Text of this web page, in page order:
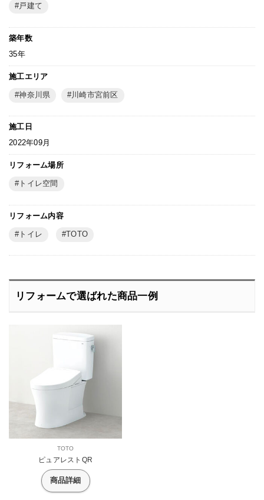
戸建て
築年数
35年
施工エリア
神奈川県 川崎市宮前区
施工日
2022年09月
リフォーム場所
トイレ空間
リフォーム内容
トイレ TOTO
リフォームで選ばれた商品一例
TOTO
ピュアレストQR
商品詳細